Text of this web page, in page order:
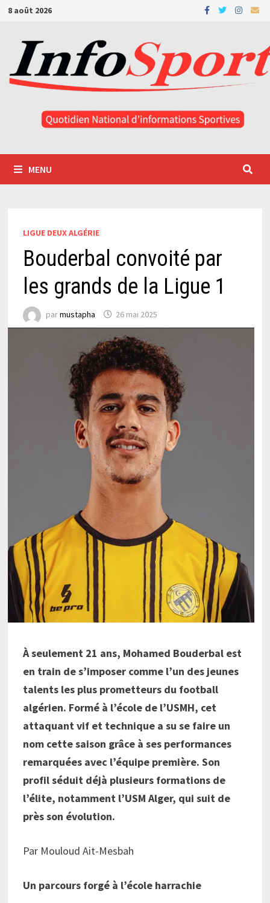
Passer
contenu
8 août 2026
MENU
LIGUE DEUX ALGÉRIE
Bouderbal convoité par
les grands de la Ligue 1
parmustapha 26 mai 2025
À seulement 21 ans, Mohamed Bouderbal est
en train de s’imposer comme l’un des jeunes
talents les plus prometteurs du football
algérien. Formé à l’école de l’USMH, cet
attaquant vif et technique a su se faire un
nom cette saison grâce à ses performances
remarquées avec l’équipe première. Son
profil séduit déjà plusieurs formations de
l’élite, notamment l’USM Alger, qui suit de
près son évolution.
Par Mouloud Ait-Mesbah
Un parcours forgé à l’école harrachie